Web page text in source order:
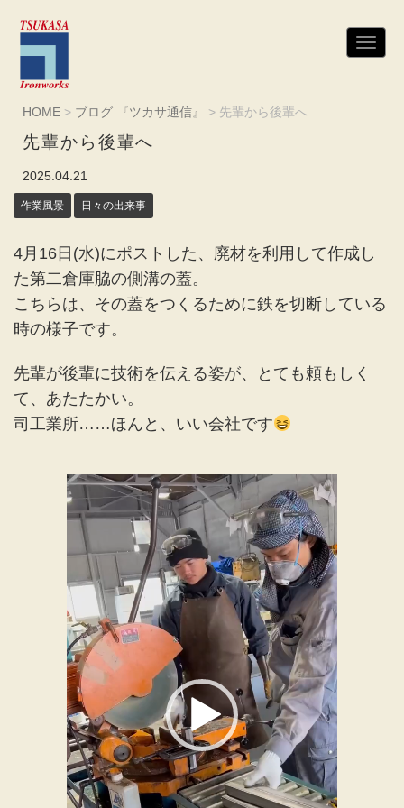
N
a
HOME > ブログ 『ツカサ通信』 > 先輩から後輩へ
先輩から後輩へ
2025.04.21
作業風景 日々の出来事
4月16日(水)にポストした、廃材を利用して作成し
た第二倉庫脇の側溝の蓋。
こちらは、その蓋をつくるために鉄を切断している
時の様子です。
先輩が後輩に技術を伝える姿が、とても頼もしく
て、あたたかい。
司工業所……ほんと、いい会社です
動
画
プ
レ
ー
ヤ
ー